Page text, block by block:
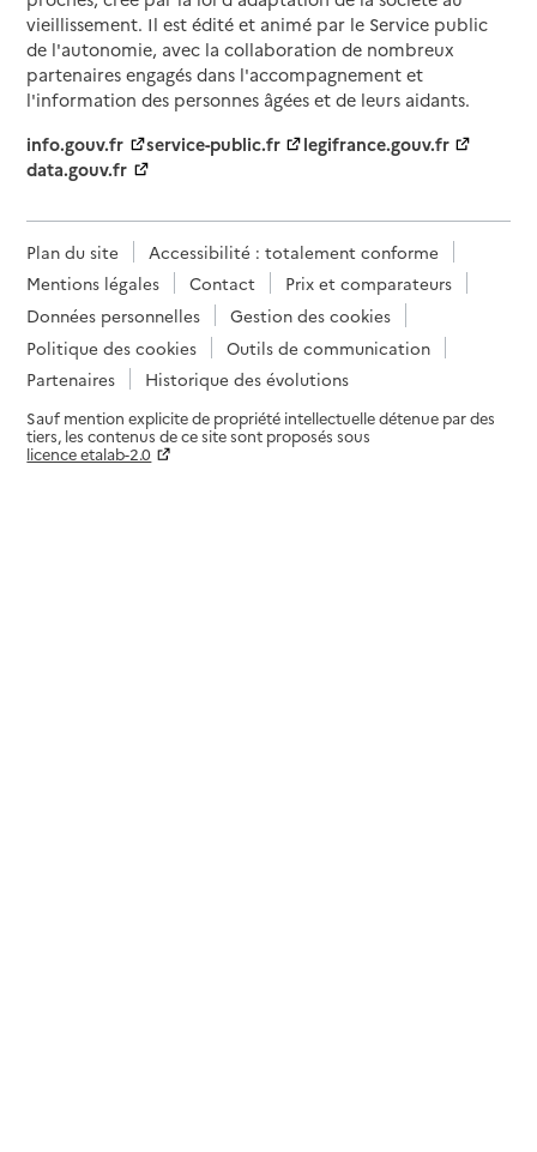
vieillissement. Il est édité et animé par le Service public
de l'autonomie, avec la collaboration de nombreux
partenaires engagés dans l'accompagnement et
l'information des personnes âgées et de leurs aidants.
info.gouv.fr
service-public.fr
legifrance.gouv.fr
data.gouv.fr
Plan du site
Accessibilité : totalement conforme
Mentions légales
Contact
Prix et comparateurs
Données personnelles
Gestion des cookies
Politique des cookies
Outils de communication
Partenaires
Historique des évolutions
Sauf mention explicite de propriété intellectuelle détenue par des
tiers, les contenus de ce site sont proposés sous
licence etalab-2.0